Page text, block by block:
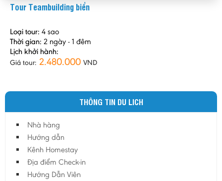
Tour Teambuilding biển
Loại tour: 4 sao
Thời gian: 2 ngày - 1 đêm
Lịch khởi hành:
Giá tour: 2.480.000 VND
THÔNG TIN DU LICH
Nhà hàng
Hướng dẫn
Kênh Homestay
Địa điểm Check-in
Hướng Dẫn Viên